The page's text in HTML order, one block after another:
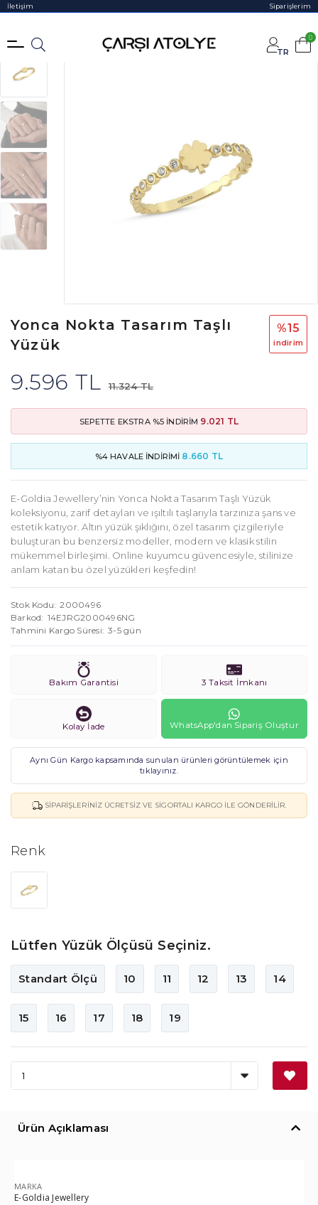
İletişim Siparişlerim
TR
0
Yonca Nokta Tasarım Taşlı
Yüzük
9.596 TL 11.324 TL
%15
i̇ndi̇ri̇m
SEPETTE EKSTRA %5 İNDİRİM 9.021 TL
%4 HAVALE İNDİRİMİ 8.660 TL
E-Goldia Jewellery’nin Yonca Nokta Tasarım Taşlı Yüzük
koleksiyonu, zarif detayları ve ışıltılı taşlarıyla tarzınıza şans ve
estetik katıyor. Altın yüzük şıklığını, özel tasarım çizgileriyle
buluşturan bu benzersiz modeller, modern ve klasik stilin
mükemmel birleşimi. Online kuyumcu güvencesiyle, stilinize
anlam katan bu özel yüzükleri keşfedin!
Stok Kodu
2000496
Barkod
14EJRG2000496NG
Tahmini Kargo Süresi
3-5 gün
Bakım Garantisi 3 Taksit İmkanı
Kolay İade WhatsApp'dan Sipariş Oluştur
Aynı Gün Kargo kapsamında sunulan ürünleri görüntülemek için
tıklayınız.
SIPARIŞLERINIZ ÜCRETSIZ VE SIGORTALI KARGO ILE GÖNDERILIR.
Renk
Lütfen Yüzük Ölçüsü Seçiniz.
Standart Ölçü 10 11 12 13 14
15 16 17 18 19
Ürün Açıklaması
MARKA
E-Goldia Jewellery